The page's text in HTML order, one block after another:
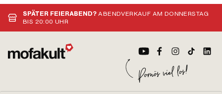
SPÄTER FEIERABEND?ABENDVERKAUF AM DONNERSTAG
BIS 20:00 UHR